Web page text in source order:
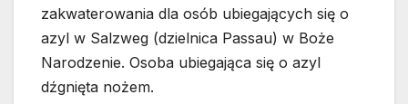
zakwaterowania dla osób ubiegających się o
azyl w Salzweg (dzielnica Passau) w Boże
Narodzenie. Osoba ubiegająca się o azyl
dźgnięta nożem.